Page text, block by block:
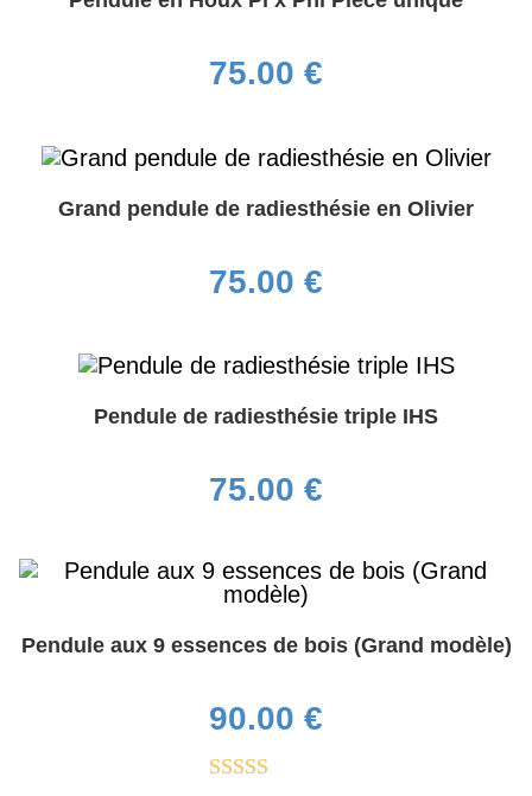
75.00 €
Grand pendule de radiesthésie en Olivier
75.00 €
Pendule de radiesthésie triple IHS
75.00 €
Pendule aux 9 essences de bois (Grand modèle)
90.00 €